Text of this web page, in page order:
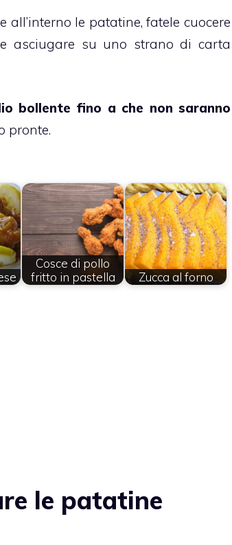
le patatine, fatele cuocere
asciugare su uno strano di carta
bollente fino a che non saranno
pronte.
Cosce di pollo
fritto in pastella
Zucca al forno
le patatine